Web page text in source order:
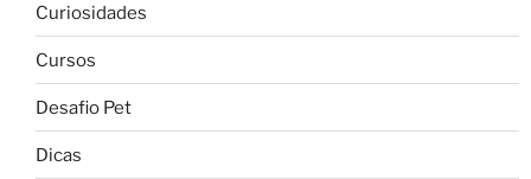
Curiosidades
Cursos
Desafio Pet
Dicas